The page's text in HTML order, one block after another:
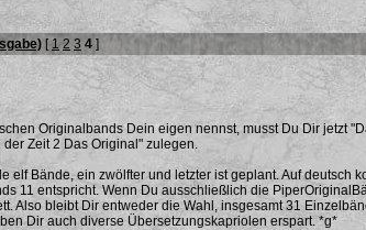
[1 2 3 4 ]
Originalbands Dein eigen nennst, musst Du Dir jetzt
Zeit 2 Das Original" zulegen.
elf Bände, ein zwölfter und letzter ist geplant. Auf deutsch
11 entspricht. Wenn Du ausschließlich die
Also bleibt Dir entweder die Wahl, insgesamt 31
Dir auch diverse Übersetzungskapriolen erspart. *g*